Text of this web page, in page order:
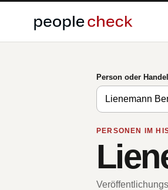
Person oder
PERSONEN IM